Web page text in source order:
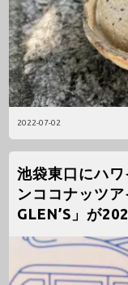
2022-07-02
池袋東口にハ
ンココナッツ
GLEN’S」が